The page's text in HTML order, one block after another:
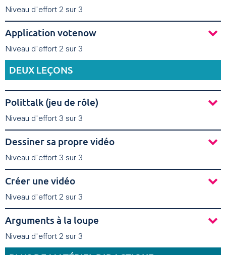
Niveau d'effort 2 sur 3
Application votenow
Niveau d'effort 2 sur 3
DEUX LEÇONS
Polittalk (jeu de rôle)
Niveau d'effort 3 sur 3
Dessiner sa propre vidéo
Niveau d'effort 3 sur 3
Créer une vidéo
Niveau d'effort 2 sur 3
Arguments à la loupe
Niveau d'effort 2 sur 3